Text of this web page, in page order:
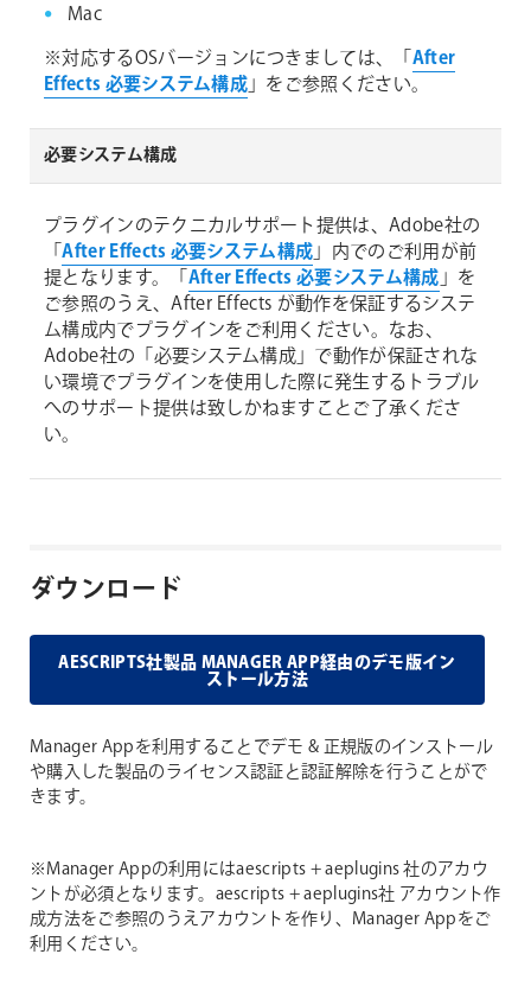
Mac
※対応するOSバージョンにつきましては、「After
Effects 必要システム構成」をご参照ください。
必要システム構成
プラグインのテクニカルサポート提供は、Adobe社の
「After Effects 必要システム構成」内でのご利用が前
提となります。「After Effects 必要システム構成 」を
ご参照のうえ、After Effects が動作を保証するシステ
ム構成内でプラグインをご利用ください。なお、
Adobe社の「必要システム構成」で動作が保証されな
い環境でプラグインを使用した際に発生するトラブル
へのサポート提供は致しかねますことご了承くださ
い。
ダウンロード
AESCRIPTS社製品 MANAGER APP経由のデモ版イン
ストール方法
Manager Appを利用することでデモ & 正規版のインストール
や購入した製品のライセンス認証と認証解除を行うことがで
きます。
※Manager Appの利用にはaescripts + aeplugins 社のアカウ
ントが必須となります。aescripts + aeplugins社 アカウント作
成方法をご参照のうえアカウントを作り、Manager Appをご
利用ください。